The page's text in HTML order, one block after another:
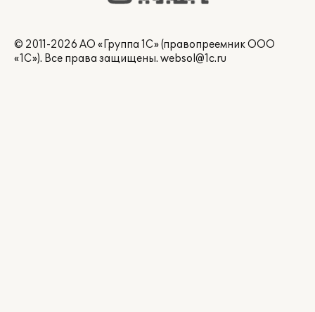
© 2011-2026 АО «Группа 1С» (правопреемник ООО
«1С»). Все права защищены. websol@1c.ru